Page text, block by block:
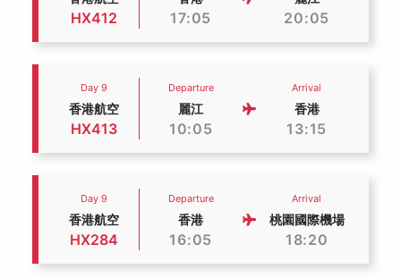
HX412 17:05 20:05
Day 9
香港航空
HX413
Departure
麗江
10:05
Arrival
香港
13:15
Day 9
香港航空
HX284
Departure
香港
16:05
Arrival
桃園國際機場
18:20